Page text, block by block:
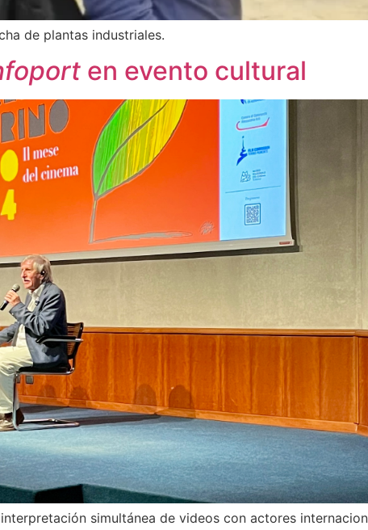
de plantas industriales.
en evento cultural
simultánea de videos con actores